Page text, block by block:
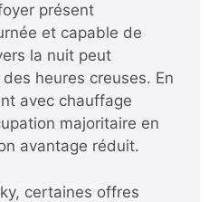
présent
et capable de
la nuit peut
heures creuses. En
avec chauffage
majoritaire en
avantage réduit.
certaines offres